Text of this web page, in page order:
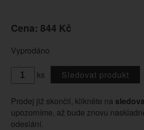
Cena: 844 Kč
Vyprodáno
ks Sledovat produkt
Prodej již skončil, klikněte na
upozorníme, až bude znovu
odeslání.